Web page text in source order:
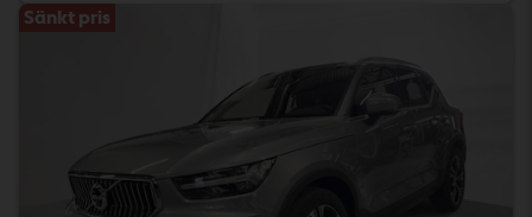
Sänkt pris